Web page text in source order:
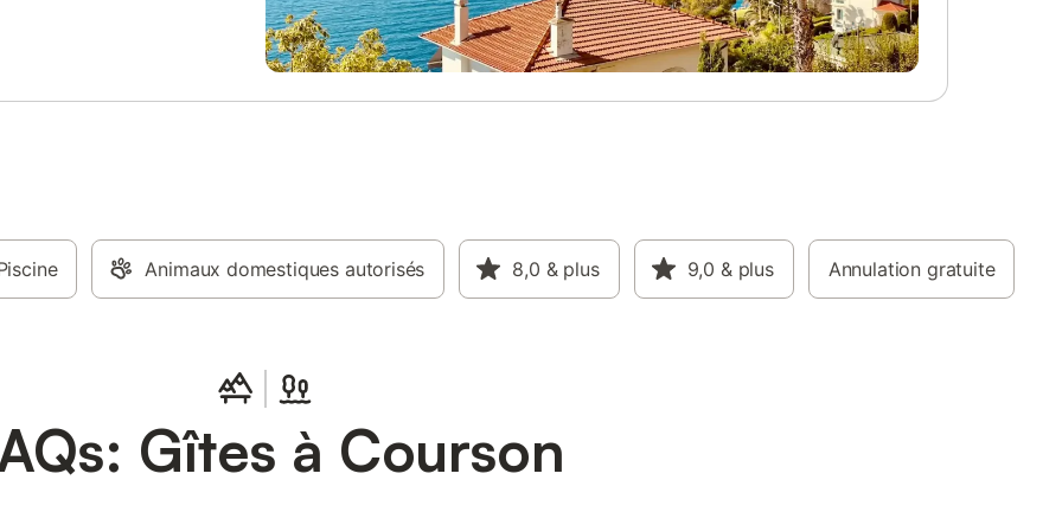
Animaux domestiques autorisés 8,0 & plus 9,0 & plus Annulation gratuite
Gîtes à Courson